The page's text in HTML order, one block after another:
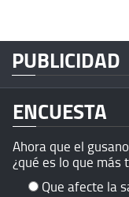
PUBLICIDAD
ENCUESTA
Ahora que el
¿qué es lo que más
Que afecte la